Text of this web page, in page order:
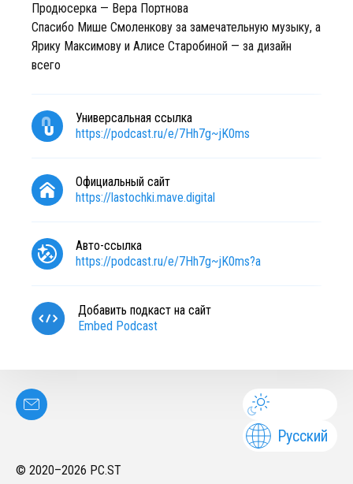
Продюсерка — Вера Портнова
Спасибо Мише Смоленкову за замечательную музыку, а
Ярику Максимову и Алисе Старобиной — за дизайн
всего
Универсальная ссылка
https://podcast.ru/e/7Hh7g~jK0ms
Официальный сайт
https://lastochki.mave.digital
Авто-ссылка
https://podcast.ru/e/7Hh7g~jK0ms?a
Добавить подкаст на сайт
Embed Podcast
Русский
© 2020–2026 PC.ST